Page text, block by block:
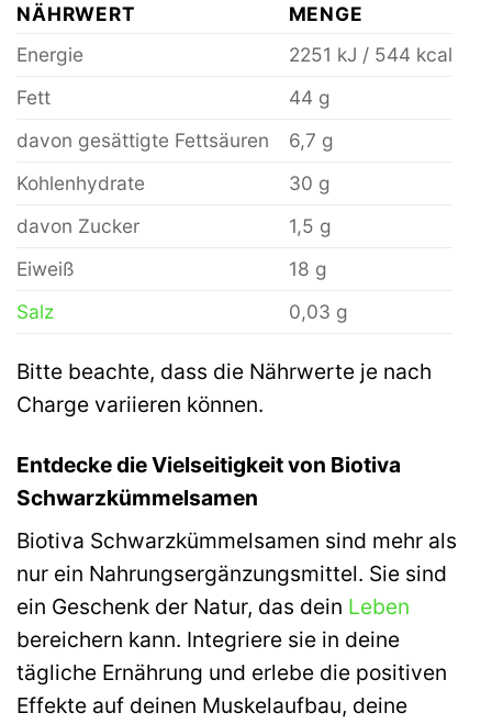
NÄHRWERT
MENGE
Energie
2251 kJ / 544 kcal
Fett
44 g
davon gesättigte Fettsäuren
6,7 g
Kohlenhydrate
30 g
davon Zucker
1,5 g
Eiweiß
18 g
Salz
0,03 g
Bitte beachte, dass die Nährwerte je nach
Charge variieren können.
Entdecke die Vielseitigkeit von Biotiva
Schwarzkümmelsamen
Biotiva Schwarzkümmelsamen sind mehr als
nur ein Nahrungsergänzungsmittel. Sie sind
ein Geschenk der Natur, das dein Leben
bereichern kann. Integriere sie in deine
tägliche Ernährung und erlebe die positiven
Effekte auf deinen Muskelaufbau, deine